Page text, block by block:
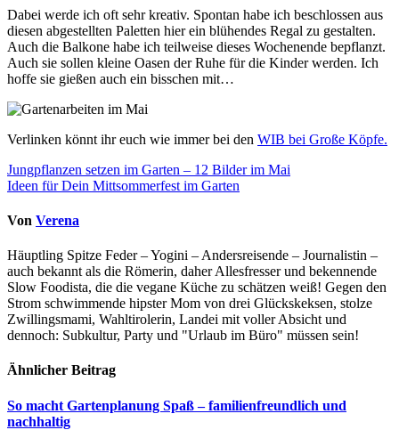
Dabei werde ich oft sehr kreativ. Spontan habe ich beschlossen aus
diesen abgestellten Paletten hier ein blühendes Regal zu gestalten.
Auch die Balkone habe ich teilweise dieses Wochenende bepflanzt.
Auch sie sollen kleine Oasen der Ruhe für die Kinder werden. Ich
hoffe sie gießen auch ein bisschen mit…
Verlinken könnt ihr euch wie immer bei den WIB bei Große Köpfe.
Beitragsnavigation
Jungpflanzen setzen im Garten – 12 Bilder im Mai
Ideen für Dein Mittsommerfest im Garten
Von Verena
Häuptling Spitze Feder – Yogini – Andersreisende – Journalistin –
auch bekannt als die Römerin, daher Allesfresser und bekennende
Slow Foodista, die die vegane Küche zu schätzen weiß! Gegen den
Strom schwimmende hipster Mom von drei Glückskeksen, stolze
Zwillingsmami, Wahltirolerin, Landei mit voller Absicht und
dennoch: Subkultur, Party und "Urlaub im Büro" müssen sein!
Ähnlicher Beitrag
So macht Gartenplanung Spaß – familienfreundlich und
nachhaltig